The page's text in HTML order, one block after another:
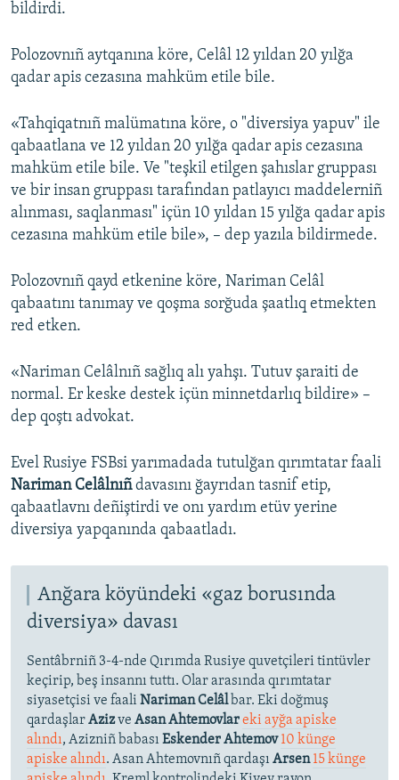
bildirdi.
Polozovnıñ aytqanına köre, Celâl 12 yıldan 20 yılğa
qadar apis cezasına mahküm etile bile.
«Tahqiqatnıñ malümatına köre, o "diversiya yapuv" ile
qabaatlana ve 12 yıldan 20 yılğa qadar apis cezasına
mahküm etile bile. Ve "teşkil etilgen şahıslar gruppası
ve bir insan gruppası tarafından patlayıcı maddelerniñ
alınması, saqlanması" içün 10 yıldan 15 yılğa qadar apis
cezasına mahküm etile bile», – dep yazıla bildirmede.
Polozovnıñ qayd etkenine köre, Nariman Celâl
qabaatını tanımay ve qoşma sorğuda şaatlıq etmekten
red etken.
«Nariman Celâlnıñ sağlıq alı yahşı. Tutuv şaraiti de
normal. Er keske destek içün minnetdarlıq bildire» –
dep qoştı advokat.
Evel Rusiye FSBsi yarımadada tutulğan qırımtatar faali
Nariman Celâlnıñdavasını ğayrıdan tasnif etip,
qabaatlavnı deñiştirdi ve onı yardım etüv yerine
diversiya yapqanında qabaatladı.
Anğara köyündeki «gaz borusında
diversiya» davası
Sentâbrniñ 3-4-nde Qırımda Rusiye quvetçileri tintüvler
keçirip, beş insannı tuttı. Olar arasında qırımtatar
siyasetçisi ve faali Nariman Celâlbar. Eki doğmuş
qardaşlarAzizve Asan Ahtemovlareki ayğa apiske
alındı, Azizniñ babası Eskender Ahtemov 10 künge
apiske alındı. Asan Ahtemovnıñ qardaşı Arsen15 künge